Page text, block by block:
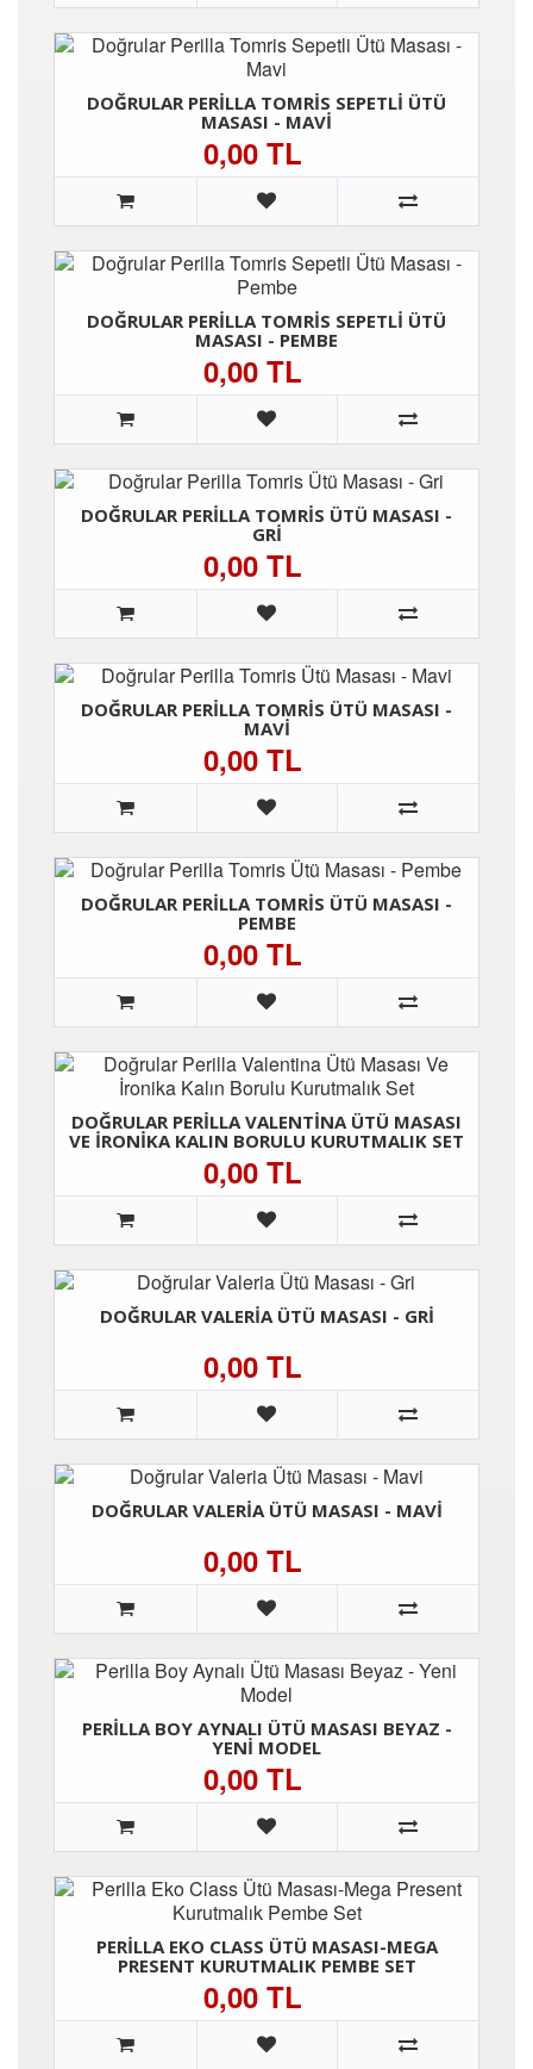
DOĞRULAR PERILLA TOMRIS SEPETLI ÜTÜ
MASASI - MAVI
0,00 TL
DOĞRULAR PERILLA TOMRIS SEPETLI ÜTÜ
MASASI - PEMBE
0,00 TL
DOĞRULAR PERILLA TOMRIS ÜTÜ MASASI -
GRI
0,00 TL
DOĞRULAR PERILLA TOMRIS ÜTÜ MASASI -
MAVI
0,00 TL
DOĞRULAR PERILLA TOMRIS ÜTÜ MASASI -
PEMBE
0,00 TL
DOĞRULAR PERILLA VALENTINA ÜTÜ MASASI
VE İRONIKA KALIN BORULU KURUTMALIK SET
0,00 TL
DOĞRULAR VALERIA ÜTÜ MASASI - GRI
0,00 TL
DOĞRULAR VALERIA ÜTÜ MASASI - MAVI
0,00 TL
PERILLA BOY AYNALI ÜTÜ MASASI BEYAZ -
YENI MODEL
0,00 TL
PERILLA EKO CLASS ÜTÜ MASASI-MEGA
PRESENT KURUTMALIK PEMBE SET
0,00 TL